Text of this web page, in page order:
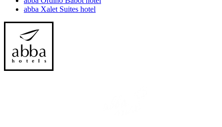
abba Xalet Suites hotel